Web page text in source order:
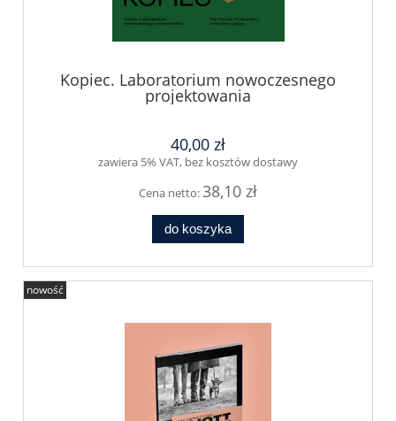
Kopiec. Laboratorium nowoczesnego
projektowania
40,00 zł
zawiera 5% VAT, bez kosztów dostawy
Cena netto:38,10 zł
do koszyka
nowość